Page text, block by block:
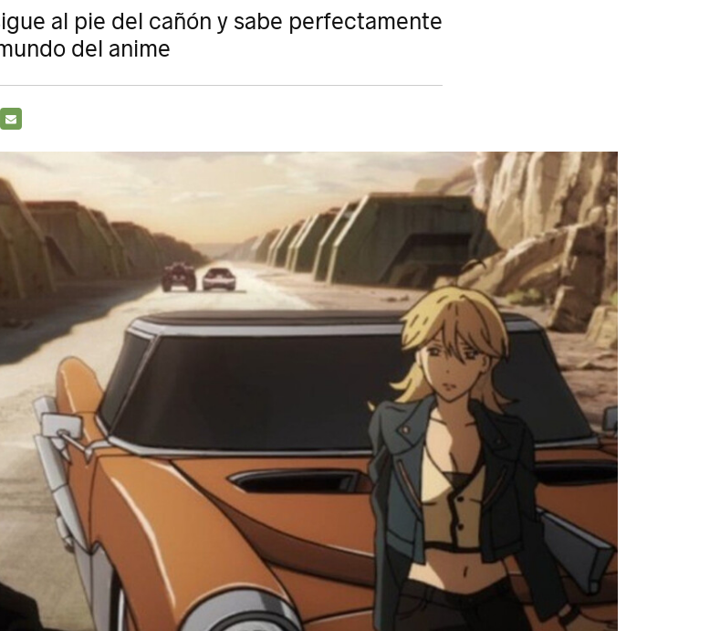
al pie del cañón y sabe perfectamente
del anime